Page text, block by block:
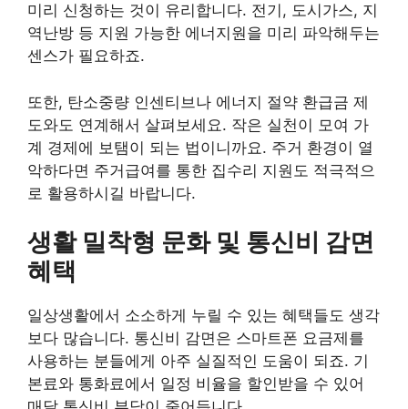
미리 신청하는 것이 유리합니다. 전기, 도시가스, 지
역난방 등 지원 가능한 에너지원을 미리 파악해두는
센스가 필요하죠.
또한, 탄소중량 인센티브나 에너지 절약 환급금 제
도와도 연계해서 살펴보세요. 작은 실천이 모여 가
계 경제에 보탬이 되는 법이니까요. 주거 환경이 열
악하다면 주거급여를 통한 집수리 지원도 적극적으
로 활용하시길 바랍니다.
생활 밀착형 문화 및 통신비 감면
혜택
일상생활에서 소소하게 누릴 수 있는 혜택들도 생각
보다 많습니다. 통신비 감면은 스마트폰 요금제를
사용하는 분들에게 아주 실질적인 도움이 되죠. 기
본료와 통화료에서 일정 비율을 할인받을 수 있어